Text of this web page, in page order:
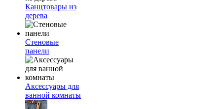
Канцтовары из
дерева
Стеновые
панели
Аксессуары для
ванной комнаты